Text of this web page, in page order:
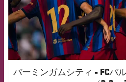
バーミンガムシティ - FCバ